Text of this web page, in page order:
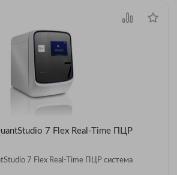
7 Flex Real-Time ПЦР
7 Flex Real-Time ПЦР система